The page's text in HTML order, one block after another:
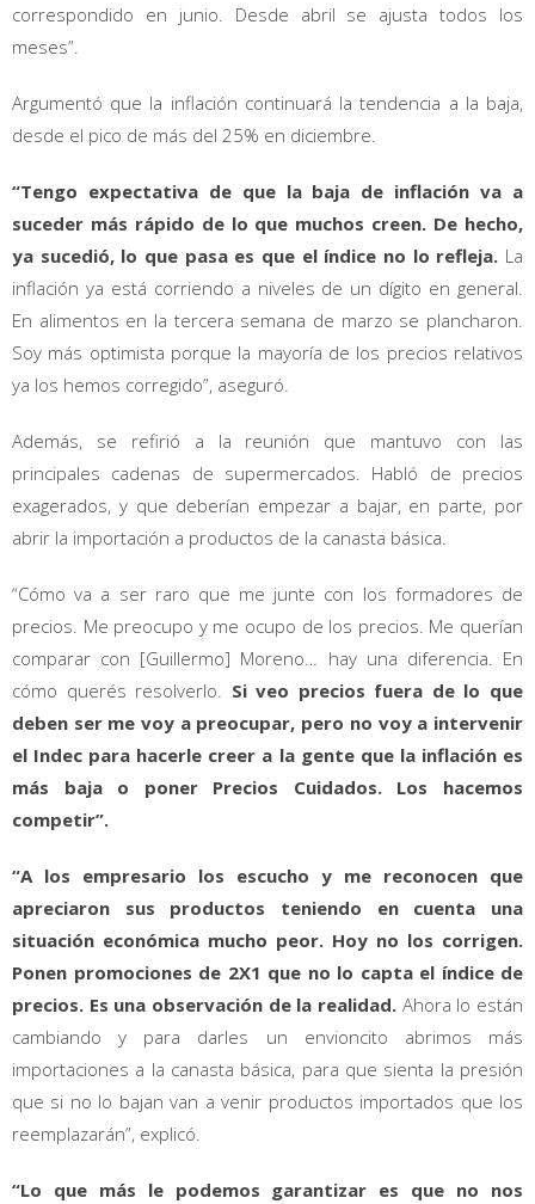
correspondido en junio. Desde abril se ajusta todos los
meses”.
Argumentó que la inflación continuará la tendencia a la baja,
desde el pico de más del 25% en diciembre.
“Tengo expectativa de que la baja de inflación va a
suceder más rápido de lo que muchos creen. De hecho,
ya sucedió, lo que pasa es que el índice no lo refleja. La
inflación ya está corriendo a niveles de un dígito en general.
En alimentos en la tercera semana de marzo se plancharon.
Soy más optimista porque la mayoría de los precios relativos
ya los hemos corregido”, aseguró.
Además, se refirió a la reunión que mantuvo con las
principales cadenas de supermercados. Habló de precios
exagerados, y que deberían empezar a bajar, en parte, por
abrir la importación a productos de la canasta básica.
“Cómo va a ser raro que me junte con los formadores de
precios. Me preocupo y me ocupo de los precios. Me querían
comparar con [Guillermo] Moreno… hay una diferencia. En
cómo querés resolverlo.
Si veo precios fuera de lo que
deben ser me voy a preocupar, pero no voy a intervenir
el Indec para hacerle creer a la gente que la inflación es
más baja o poner Precios Cuidados. Los hacemos
competir”.
“A los empresario los escucho y me reconocen que
apreciaron sus productos teniendo en cuenta una
situación económica mucho peor. Hoy no los corrigen.
Ponen promociones de 2X1 que no lo capta el índice de
precios. Es una observación de la realidad. Ahora lo están
cambiando y para darles un envioncito abrimos más
importaciones a la canasta básica, para que sienta la presión
que si no lo bajan van a venir productos importados que los
reemplazarán”, explicó.
“Lo que más le podemos garantizar es que no nos